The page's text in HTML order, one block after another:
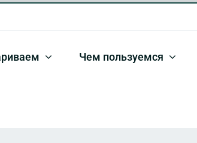
Чем пользуемся